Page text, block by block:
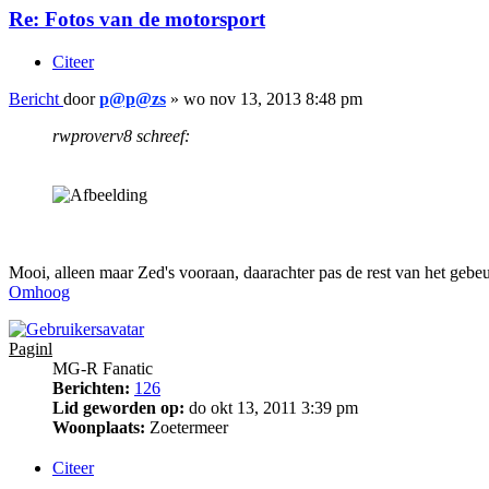
Re: Fotos van de motorsport
Citeer
Bericht doorp@p@zs » wo nov 13, 2013 8:48 pm
rwproverv8 schreef:
Mooi, alleen maar Zed's vooraan, daarachter pas de rest van het
Omhoog
Paginl
MG-R Fanatic
Berichten: 126
Lid geworden op: do okt 13, 2011 3:39 pm
Woonplaats: Zoetermeer
Citeer